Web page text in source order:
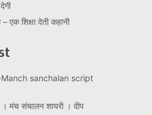
एक शिक्षा देती कहानी
Manch sanchalan script
। मंच संचालन शायरी । दीप